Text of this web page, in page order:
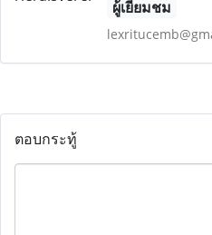
ผู้เยี่ยมชม
ตอบกระทู้